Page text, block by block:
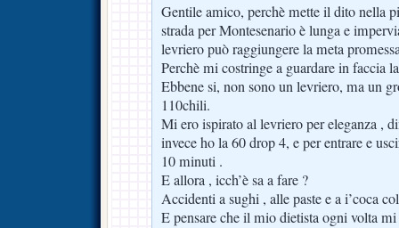
Gentile amico, perchè mette il dito nella
strada per Montesenario è lunga e
levriero può raggiungere la meta
Perchè mi costringe a guardare in faccia
Ebbene si, non sono un levriero, ma un
110chili.
Mi ero ispirato al levriero per eleganza ,
invece ho la 60 drop 4, e per entrare e
10 minuti .
E allora , icch’è sa a fare ?
Accidenti a sughi , alle paste e a i’coca
E pensare che il mio dietista ogni volta